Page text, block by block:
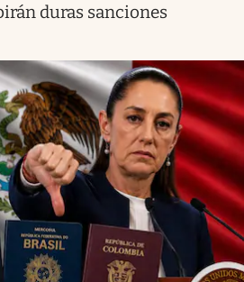
duras sanciones